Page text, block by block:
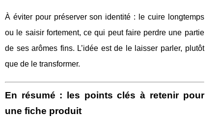
À éviter pour préserver son identité : le cuire longtemps
ou le saisir fortement, ce qui peut faire perdre une partie
de ses arômes fins. L’idée est de le laisser parler, plutôt
que de le transformer.
En résumé : les points clés à retenir pour
une fiche produit